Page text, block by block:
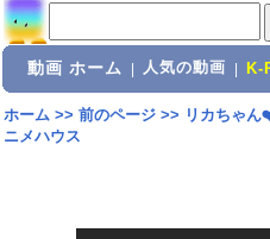
動画 ホーム 人気の動画 K-
ホーム>> 前のページ>> リカちゃ
ニメハウス